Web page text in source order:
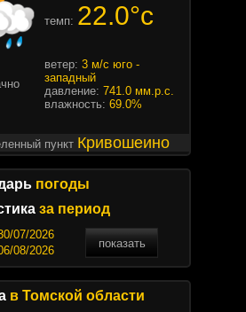
темп: 22.0°c
ветер: 3 м/с юго -
западный
давление: 741.0 мм.р.с.
влажность: 69.0%
пункт Кривошеино
погоды
за период
показать
в Томской области